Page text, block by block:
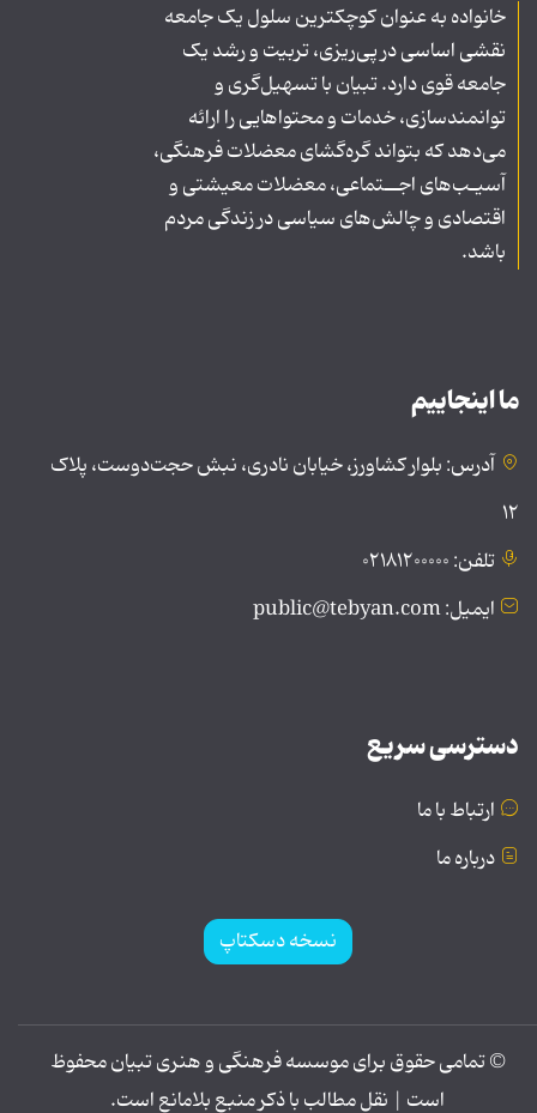
خانواده به عنوان کوچکترین سلول یک جامعه
نقشی اساسی در پی‌ریزی، تربیت و رشد یک
جامعه قوی دارد. تبیان با تسهیل‌گری و
توانمندسازی، خدمات و محتواهایی را ارائه
می‌دهد که بتواند گره‌گشای معضلات فرهنگی،
آسیـب‌های اجــتماعی، معضلات معیشتی و
اقتصادی و چالش‌های سیاسی در زندگی مردم
باشد.
ما اینجاییم
آدرس: بلوار کشاورز، خیابان نادری، نبش حجت‌دوست، پلاک
۱۲
تلفن: ۰۲۱۸۱۲۰۰۰۰۰
ایمیل: public@tebyan.com
دسترسی سریع
ارتباط با ما
درباره ما
نسخه دسکتاپ
© تمامی حقوق برای موسسه فرهنگی و هنری تبیان محفوظ
است | نقل مطالب با ذکر منبع بلامانع است.